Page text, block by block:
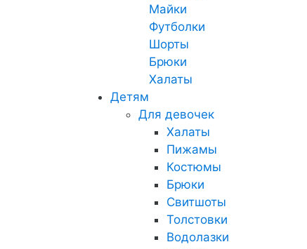
Майки
Футболки
Шорты
Брюки
Халаты
Детям
Для девочек
Халаты
Пижамы
Костюмы
Брюки
Свитшоты
Толстовки
Водолазки